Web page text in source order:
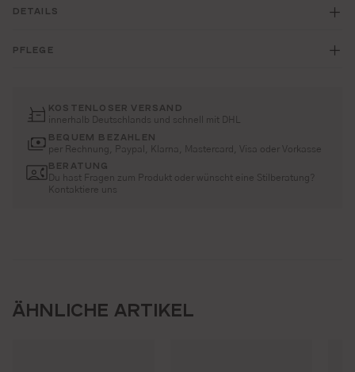
DETAILS
PFLEGE
KOSTENLOSER VERSAND
innerhalb Deutschlands und schnell mit DHL
BEQUEM BEZAHLEN
per Rechnung, Paypal, Klarna, Mastercard, Visa oder Vorkasse
BERATUNG
Du hast Fragen zum Produkt oder wünscht eine Stilberatung?
Kontaktiere uns
ÄHNLICHE ARTIKEL